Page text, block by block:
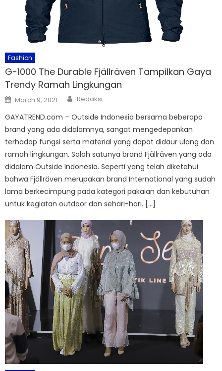
Fashion
G-1000 The Durable Fjällräven Tampilkan Gaya
Trendy Ramah Lingkungan
Posted
on
March 9, 2021 Author
Redaksi
GAYATREND.com – Outside Indonesia bersama beberapa
brand yang ada didalamnya, sangat mengedepankan
terhadap fungsi serta material yang dapat didaur ulang dan
ramah lingkungan. Salah satunya brand Fjällräven yang ada
didalam Outside Indonesia. Seperti yang telah diketahui
bahwa Fjällräven merupakan brand International yang sudah
lama berkecimpung pada kategori pakaian dan kebutuhan
untuk kegiatan outdoor dan sehari-hari. […]